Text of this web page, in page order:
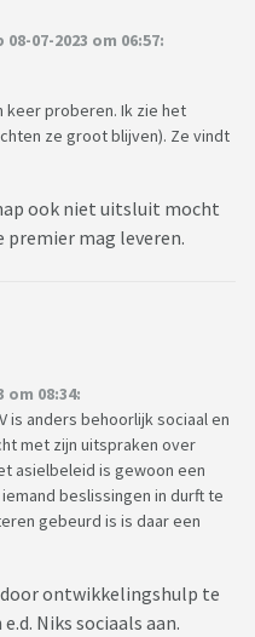
07-2023 om 06:57:
keer proberen. Ik zie het
ze groot blijven). Ze vindt
ook niet uitsluit mocht
premier mag leveren.
om 08:34:
is anders behoorlijk sociaal en
met zijn uitspraken over
asielbeleid is gewoon een
beslissingen in durft te
gebeurd is is daar een
ontwikkelingshulp te
Niks sociaals aan.